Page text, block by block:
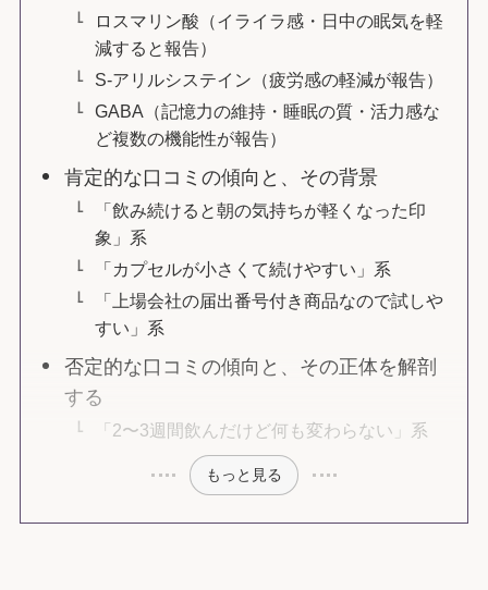
ロスマリン酸（イライラ感・日中の眠気を軽
減すると報告）
S-アリルシステイン（疲労感の軽減が報告）
GABA（記憶力の維持・睡眠の質・活力感な
ど複数の機能性が報告）
肯定的な口コミの傾向と、その背景
「飲み続けると朝の気持ちが軽くなった印
象」系
「カプセルが小さくて続けやすい」系
「上場会社の届出番号付き商品なので試しや
すい」系
否定的な口コミの傾向と、その正体を解剖
する
「2〜3週間飲んだけど何も変わらない」系
もっと見る